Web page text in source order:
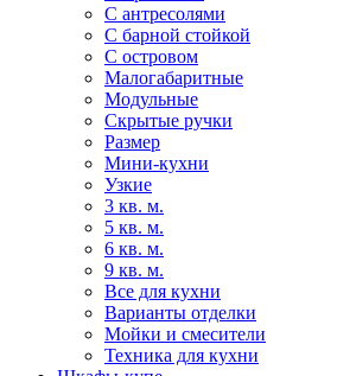
С антресолями
С барной стойкой
С островом
Малогабаритные
Модульные
Скрытые ручки
Размер
Мини-кухни
Узкие
3 кв. м.
5 кв. м.
6 кв. м.
9 кв. м.
Все для кухни
Варианты отделки
Мойки и смесители
Техника для кухни